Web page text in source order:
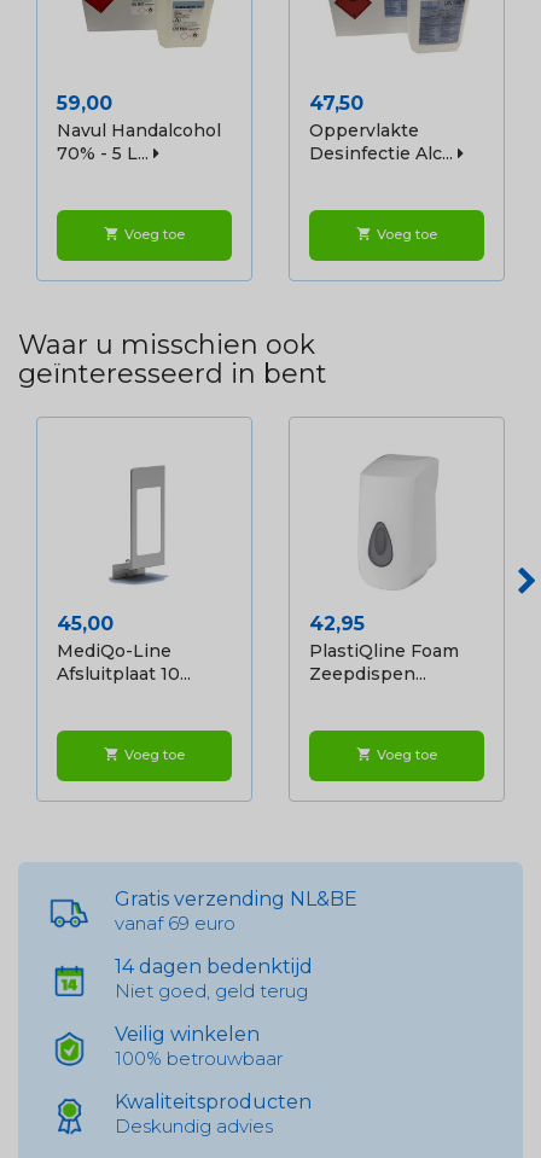
Prijs
59,00
Navul Handalcohol
70% - 5 L...
shopping_cart Voeg toe
Prijs
47,50
Oppervlakte
Desinfectie Alc...
shopping_cart Voeg toe
Waar u misschien ook
geïnteresseerd in bent
Prijs
45,00
MediQo-Line
Afsluitplaat 10...
shopping_cart Voeg toe
Prijs
42,95
PlastiQline Foam
Zeepdispen...
shopping_cart Voeg toe
Gratis verzending NL&BE
vanaf 69 euro
14 dagen bedenktijd
Niet goed, geld terug
Veilig winkelen
100% betrouwbaar
Kwaliteitsproducten
Deskundig advies